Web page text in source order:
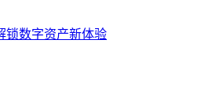
锁数字资产新体验